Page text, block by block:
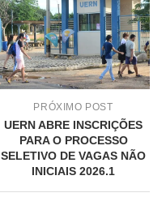
PRÓXIMO POST
UERN ABRE INSCRIÇÕES
PARA O PROCESSO
SELETIVO DE VAGAS NÃO
INICIAIS 2026.1